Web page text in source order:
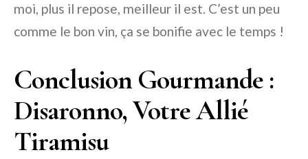
moi, plus il repose, meilleur il est. C’est un peu
comme le bon vin, ça se bonifie avec le temps !
Conclusion Gourmande :
Disaronno, Votre Allié
Tiramisu